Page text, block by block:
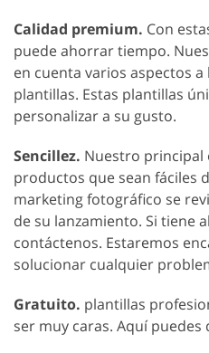
Calidad premium. Con
puede ahorrar tiempo.
en cuenta varios aspectos
plantillas. Estas plantillas
personalizar a su gusto.
Sencillez. Nuestro principal
productos que sean fáciles
marketing fotográfico se
de su lanzamiento. Si tiene
contáctenos. Estaremos
solucionar cualquier
Gratuito. plantillas
ser muy caras. Aquí